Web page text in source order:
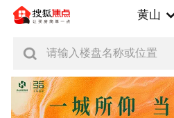
黄山
请输入楼盘名称或位置